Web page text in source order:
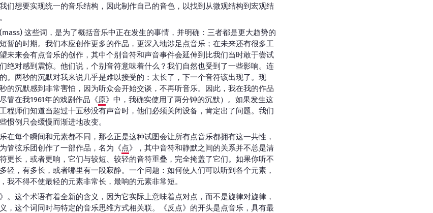
们想要实现统一的音乐结构，因此制作自己的音色，以找到从微观结构到宏观结
这些词，是为了概括音乐中正在发生的事情，并明确：三者都是更大趋势的
暂的时期。我们本应创作更多的作品，更深入地涉足点音乐；在未来还有很多工
未来会有点音乐的创作，其中个别音符和声音事件会延伸到比我们当时敢于尝试
绝对感到震惊。他们说，个别音符意味着什么？我们自然也受到了一些影响。连
。两秒的沉默对我来说几乎是难以接受的：太长了，下一个音符该出现了。现
的沉默感到非常害怕，因为听众会开始交谈，不再听音乐。因此，我在我的作品
管在我1961年的戏剧作品《原》中，我确实使用了两分钟的沉默）。如果发生这
程师们知道当超过十五秒没有声音时，他们必须关闭设备，肯定出了问题。我们
惯例只会缓慢而渐进地改变。
在每个瞬间和元素都不同，那么正是这种试图会让所有点音乐都拥有这一共性，
管弦乐团创作了一部作品，名为《点》，其中音符和静默之间的关系并不总是清
更长，或者更响，它们与较短、较轻的音符重叠，完全掩盖了它们。如果你听不
轻，有多长，或者哪里有一段寂静。一个问题：如何使人们可以听到各个元素，
我不得不使最轻的元素非常长，最响的元素非常短。
》。这个术语有着全新的含义，因为它实际上意味着点对点，而不是旋律对旋律，
，这个词同时与特定的音乐思维方式相关联。《反点》的开头是点音乐，具有最